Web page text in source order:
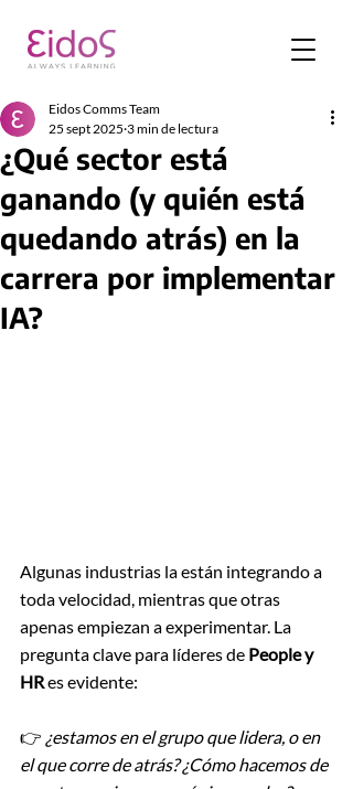
¿Qué sector está
ganando (y quién está
quedando atrás) en la
carrera por implementar
IA?
Eidos Comms Team
25 sept 2025 3 min de lectura
Algunas industrias la están integrando a
toda velocidad, mientras que otras
apenas empiezan a experimentar. La
pregunta clave para líderes de People y
HR es evidente:
👉 ¿estamos en el grupo que lidera, o en
el que corre de atrás? ¿Cómo hacemos de